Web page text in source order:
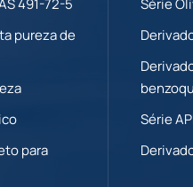
491-72-5
pureza de
para
Série
Série